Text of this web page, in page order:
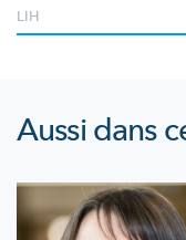
LIH
Aussi dans